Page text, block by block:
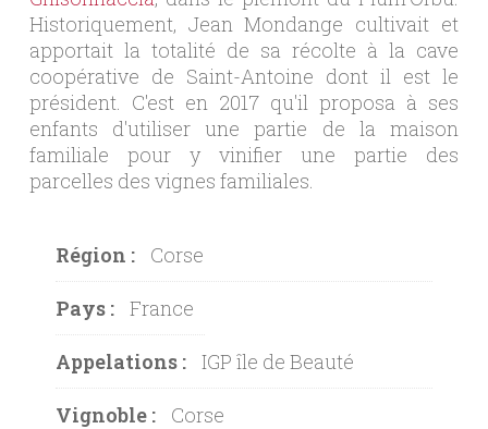
Historiquement, Jean Mondange cultivait et
apportait la totalité de sa récolte à la cave
coopérative de Saint-Antoine dont il est le
président. C'est en 2017 qu'il proposa à ses
enfants d'utiliser une partie de la maison
familiale pour y vinifier une partie des
parcelles des vignes familiales.
Région : Corse
Pays : France
Appelations : IGP île de Beauté
Vignoble : Corse